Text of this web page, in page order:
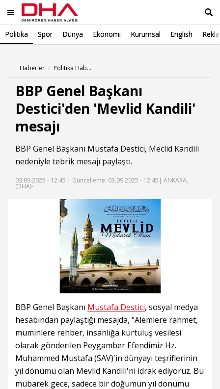
Politika Spor Dünya Ekonomi Kurumsal English
Haberler Politika Haberleri
BBP Genel Başkanı
Destici'den 'Mevlid Kandili'
mesajı
BBP Genel Başkanı Mustafa Destici, Meclid Kandili
nedeniyle tebrik mesajı paylaştı.
03.09.2025 - 12:45 | Güncelleme: 03.09.2025 - 12:45 | ANKARA,
(DHA)-
BBP Genel Başkanı Mustafa Destici, sosyal medya
hesabından paylaştığı mesajda, "Alemlere rahmet,
müminlere rehber, insanlığa kurtuluş vesilesi
olarak gönderilen Peygamber Efendimiz Hz.
Muhammed Mustafa (SAV)'in dünyayı teşriflerinin
yıl dönümü olan Mevlid Kandili'ni idrak ediyoruz. Bu
mübarek gece, sadece bir doğumun yıl dönümü